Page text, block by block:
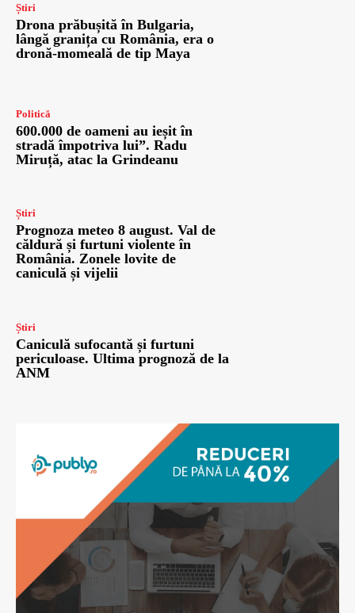
Știri
Drona prăbușită în Bulgaria,
lângă granița cu România, era o
dronă-momeală de tip Maya
Politică
600.000 de oameni au ieșit în
stradă împotriva lui”. Radu
Miruță, atac la Grindeanu
Știri
Prognoza meteo 8 august. Val de
căldură și furtuni violente în
România. Zonele lovite de
caniculă și vijelii
Știri
Caniculă sufocantă și furtuni
periculoase. Ultima prognoză de la
ANM